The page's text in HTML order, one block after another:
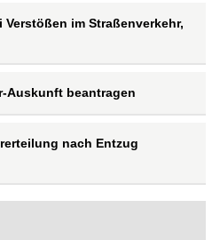
im Straßenverkehr,
Auskunft beantragen
nach Entzug